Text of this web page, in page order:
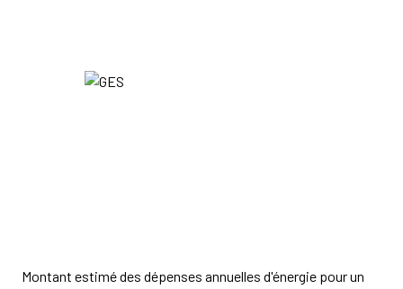
Montant estimé des dépenses annuelles d'énergie pour un